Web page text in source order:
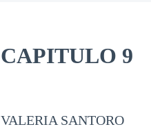
CAPITULO 9
VALERIA SANTORO